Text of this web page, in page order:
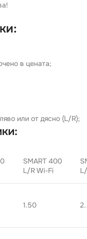
в цената;
или от дясно (L/R);
SMART 400
L/R Wi-Fi
1.50